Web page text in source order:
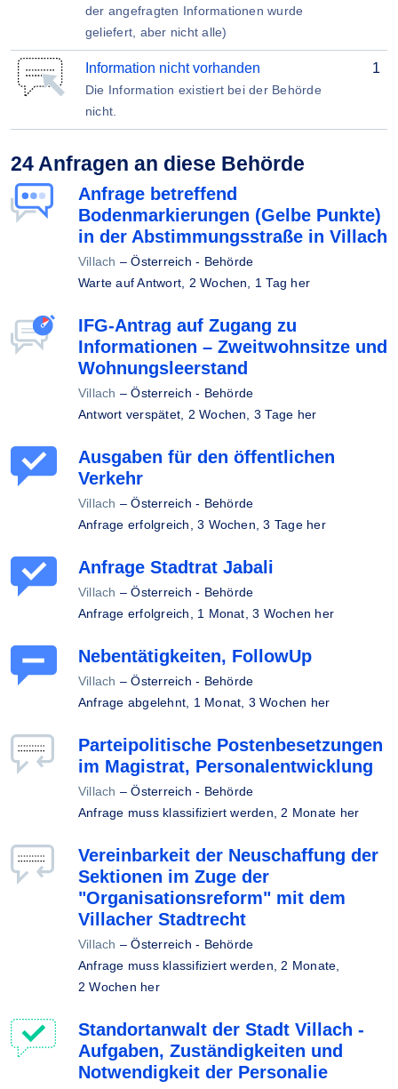
der angefragten Informationen wurde
geliefert, aber nicht alle)
Information nicht vorhanden
Die Information existiert bei der Behörde
nicht.
1
24 Anfragen an diese Behörde
Anfrage betreffend
Bodenmarkierungen (Gelbe Punkte)
in der Abstimmungsstraße in Villach
Villach –Österreich - Behörde
Warte auf Antwort, 2 Wochen, 1 Tag her
IFG-Antrag auf Zugang zu
Informationen – Zweitwohnsitze und
Wohnungsleerstand
Villach –Österreich - Behörde
Antwort verspätet, 2 Wochen, 3 Tage her
Ausgaben für den öffentlichen
Verkehr
Villach –Österreich - Behörde
Anfrage erfolgreich,3 Wochen, 3 Tage her
Anfrage Stadtrat Jabali
Villach –Österreich - Behörde
Anfrage erfolgreich, 1 Monat, 3 Wochen her
Nebentätigkeiten, FollowUp
Villach –Österreich - Behörde
Anfrage abgelehnt, 1 Monat, 3 Wochen her
Parteipolitische Postenbesetzungen
im Magistrat, Personalentwicklung
Villach –Österreich - Behörde
Anfrage muss klassifiziert werden, 2 Monate her
Vereinbarkeit der Neuschaffung der
Sektionen im Zuge der
"Organisationsreform" mit dem
Villacher Stadtrecht
Villach –Österreich - Behörde
Anfrage muss klassifiziert werden, 2 Monate,
2 Wochen her
Standortanwalt der Stadt Villach -
Aufgaben, Zuständigkeiten und
Notwendigkeit der Personalie